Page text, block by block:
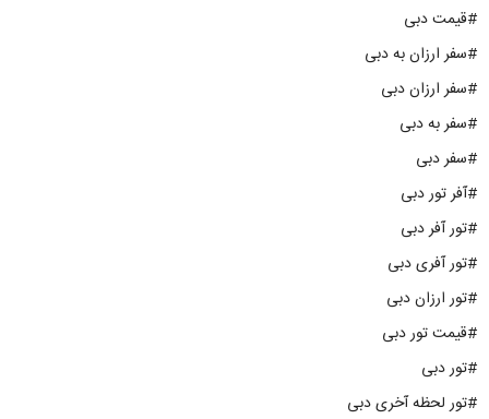
#قیمت دبی
#سفر ارزان به دبی
#سفر ارزان دبی
#سفر به دبی
#سفر دبی
#آفر تور دبی
#تور آفر دبی
#تور آفری دبی
#تور ارزان دبی
#قیمت تور دبی
#تور دبی
#تور لحظه آخری دبی